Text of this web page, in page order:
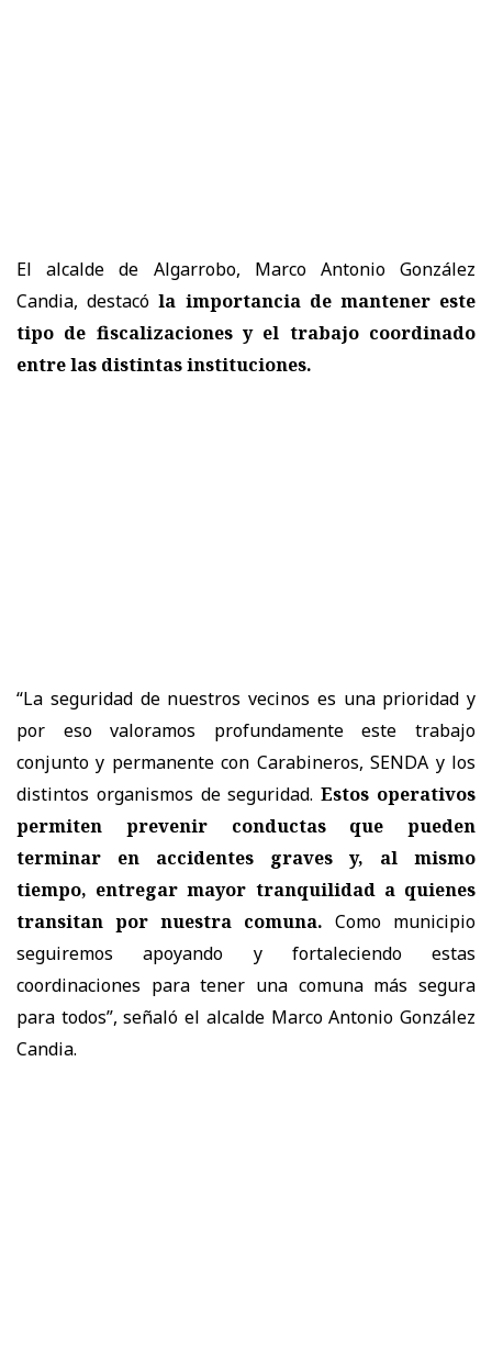
El alcalde de Algarrobo, Marco Antonio González
Candia, destacó la importancia de mantener este
tipo de fiscalizaciones y el trabajo coordinado
entre las distintas instituciones.
“La seguridad de nuestros vecinos es una prioridad y
por eso valoramos profundamente este trabajo
conjunto y permanente con Carabineros, SENDA y los
distintos organismos de seguridad.Estos operativos
permiten prevenir conductas que pueden
terminar en accidentes graves y, al mismo
tiempo, entregar mayor tranquilidad a quienes
transitan por nuestra comuna. Como municipio
seguiremos apoyando y fortaleciendo estas
coordinaciones para tener una comuna más segura
para todos”, señaló el alcalde Marco Antonio González
Candia.